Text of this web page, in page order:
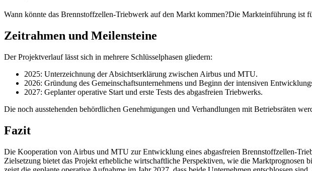
Wann könnte das Brennstoffzellen-Triebwerk auf den Markt kommen?Die Markteinführung ist
Zeitrahmen und Meilensteine
Der Projektverlauf lässt sich in mehrere Schlüsselphasen gliedern:
2025: Unterzeichnung der Absichtserklärung zwischen Airbus und MTU.
2026: Gründung des Gemeinschaftsunternehmens und Beginn der intensiven
2027: Geplanter operative Start und erste Tests des abgasfreien Triebwerks.
Die noch ausstehenden behördlichen Genehmigungen und Verhandlungen mit Betriebsräten
Fazit
Die Kooperation von Airbus und MTU zur Entwicklung eines abgasfreien Brennstoffzellen-
Zielsetzung bietet das Projekt erhebliche wirtschaftliche Perspektiven, wie die Marktprognosen